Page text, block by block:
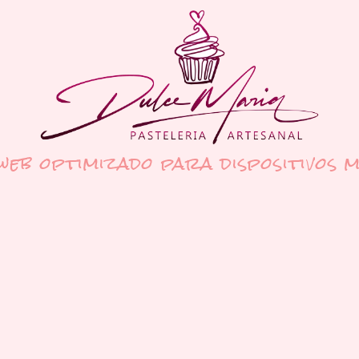
optimizado para dispositivos